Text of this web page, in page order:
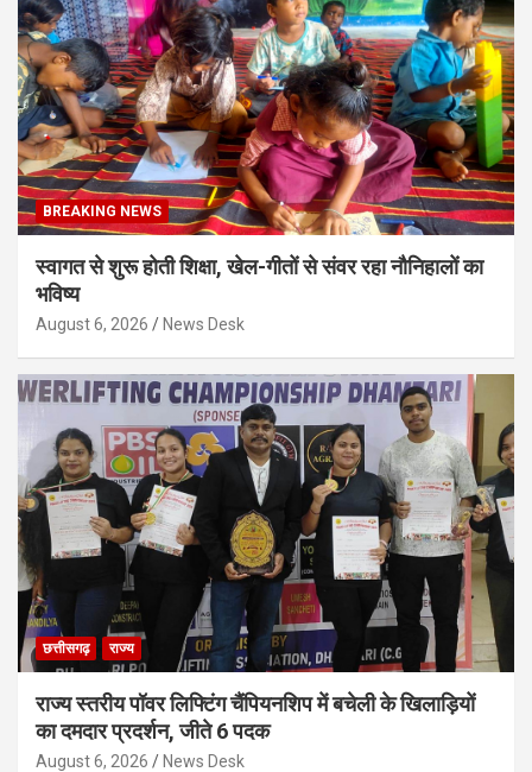
BREAKING NEWS
स्वागत से शुरू होती शिक्षा, खेल-गीतों से संवर रहा नौनिहालों का
भविष्य
August 6, 2026 News Desk
छत्तीसगढ़ राज्य
राज्य स्तरीय पॉवर लिफ्टिंग चैंपियनशिप में बचेली के खिलाड़ियों
का दमदार प्रदर्शन, जीते 6 पदक
August 6, 2026 News Desk